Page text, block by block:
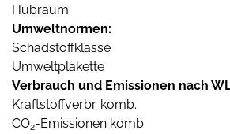
Hubraum
Umweltnormen:
Schadstoffklasse
Umweltplakette
Verbrauch und Emissionen nach
Kraftstoffverbr. komb.
CO2-Emissionen komb.